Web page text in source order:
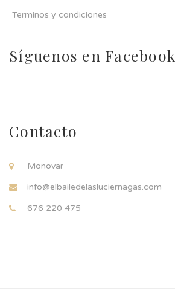
Terminos y condiciones
Síguenos en Facebook
Contacto
Monovar
info@elbailedelasluciernagas.com
676 220 475